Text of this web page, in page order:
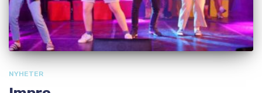
NYHETER